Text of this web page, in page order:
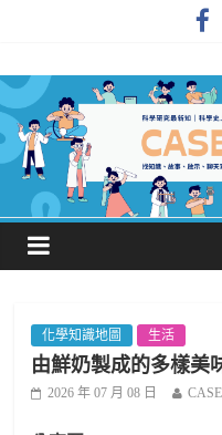
化學知識地圖 生活
由鮮奶製成的多樣
2026 年 07 月 08 日